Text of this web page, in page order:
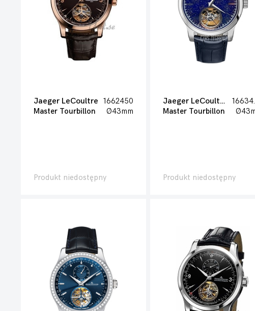
Jaeger LeCoultre 1662450
Master Tourbillon
Ø43mm
Produkt niedostępny
Jaeger LeCoultre
Master Tourbillon
Produkt niedostępny